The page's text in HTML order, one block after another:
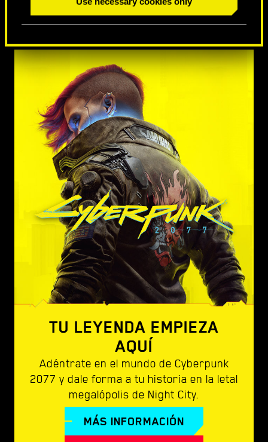
TU LEYENDA EMPIEZA
AQUÍ
Adéntrate en el mundo de Cyberpunk
2077 y dale forma a tu historia en la letal
megalópolis de Night City.
MÁS INFORMACIÓN